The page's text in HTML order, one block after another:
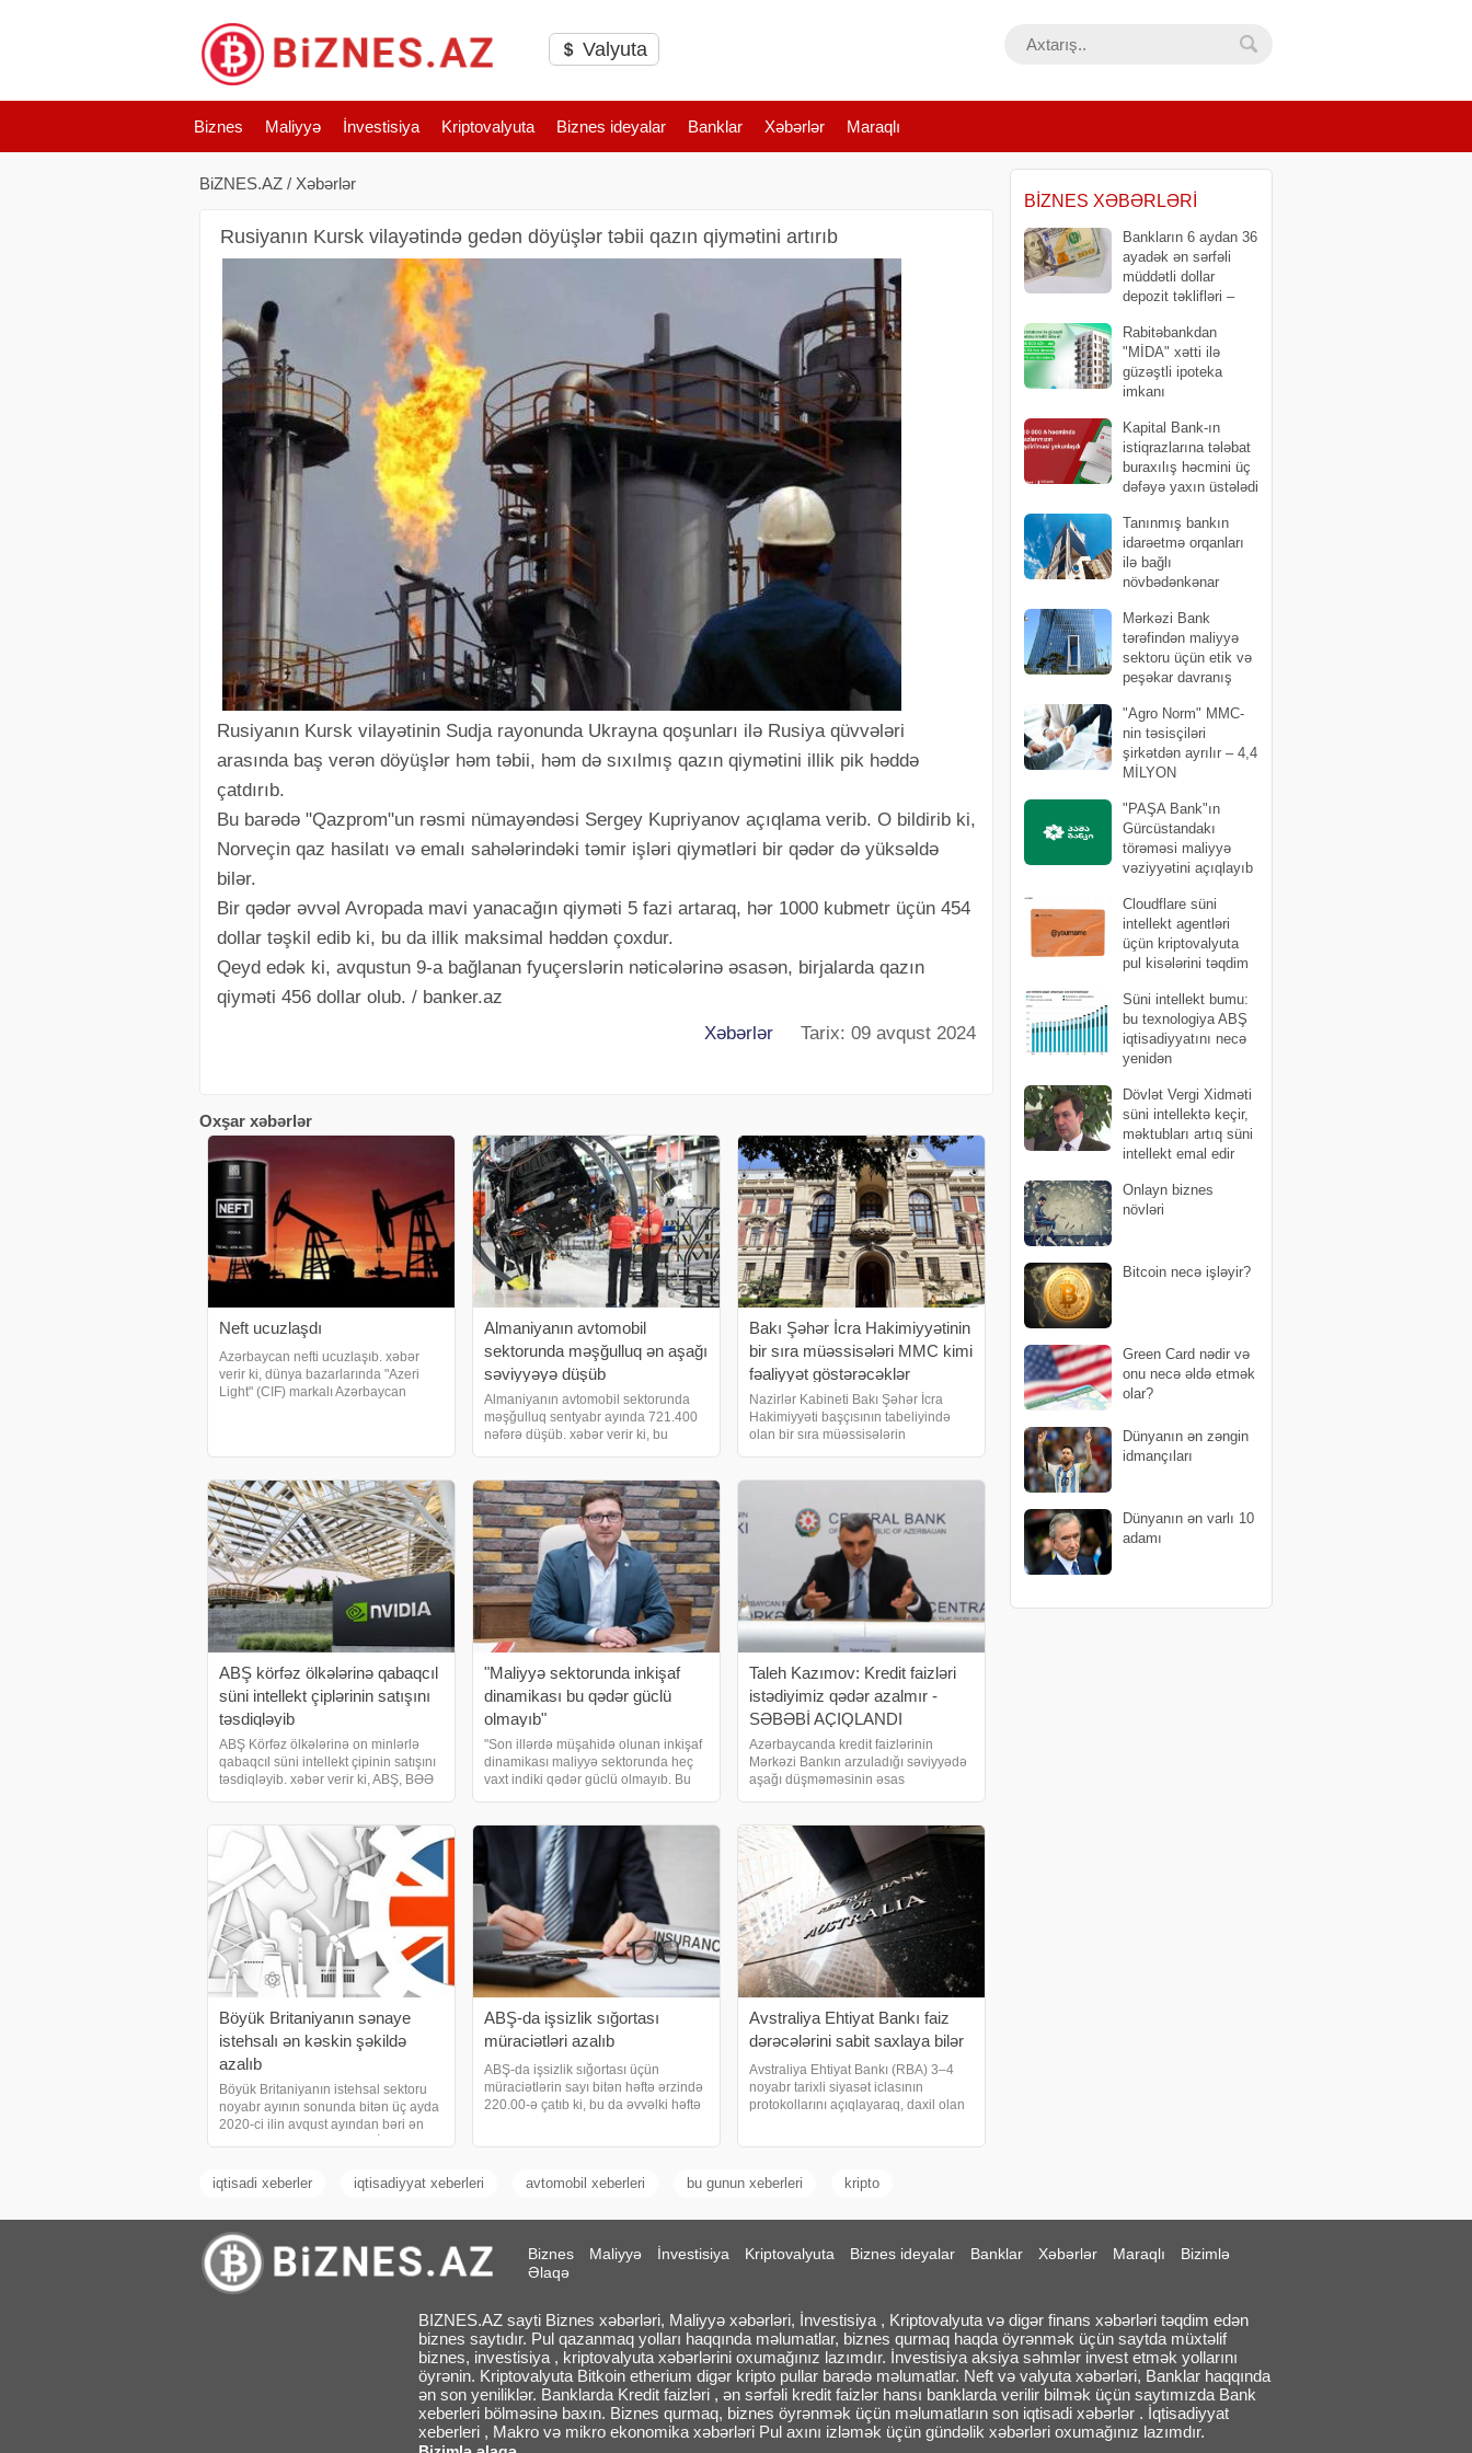
Valyuta
Biznes Maliyyə İnvestisiya Kriptovalyuta Biznes ideyalar Banklar Xəbərlər Maraqlı
BiZNES.AZ / Xəbərlər
Rusiyanın Kursk vilayətində gedən döyüşlər təbii qazın qiymətini artırıb
Rusiyanın Kursk vilayətinin Sudja rayonunda Ukrayna qoşunları ilə Rusiya qüvvələri
arasında baş verən döyüşlər həm təbii, həm də sıxılmış qazın qiymətini illik pik həddə
çatdırıb.
Bu barədə "Qazprom"un rəsmi nümayəndəsi Sergey Kupriyanov açıqlama verib. O bildirib ki,
Norveçin qaz hasilatı və emalı sahələrindəki təmir işləri qiymətləri bir qədər də yüksəldə
bilər.
Bir qədər əvvəl Avropada mavi yanacağın qiyməti 5 fazi artaraq, hər 1000 kubmetr üçün 454
dollar təşkil edib ki, bu da illik maksimal həddən çoxdur.
Qeyd edək ki, avqustun 9-a bağlanan fyuçerslərin nəticələrinə əsasən, birjalarda qazın
qiyməti 456 dollar olub. / banker.az
Xəbərlər Tarix: 09 avqust 2024
Oxşar xəbərlər
Neft ucuzlaşdı
Azərbaycan nefti ucuzlaşıb. xəbər
verir ki, dünya bazarlarında "Azeri
Light" (CIF) markalı Azərbaycan
Almaniyanın avtomobil
sektorunda məşğulluq ən aşağı
səviyyəyə düşüb
Almaniyanın avtomobil sektorunda
məşğulluq sentyabr ayında 721.400
nəfərə düşüb. xəbər verir ki, bu
ortalarından bəri ən aşağı səviyyədir.
Hissə istehsalçıların
Bakı Şəhər İcra Hakimiyyətinin
bir sıra müəssisələri MMC kimi
fəaliyyət göstərəcəklər
Nazirlər Kabineti Bakı Şəhər İcra
Hakimiyyəti başçısının tabeliyində
olan bir sıra müəssisələrin
nazir Əli Əsədov imzalayıb
ABŞ körfəz ölkələrinə qabaqcıl
süni intellekt çiplərinin satışını
təsdiqləyib
ABŞ Körfəz ölkələrinə on minlərlə
qabaqcıl süni intellekt çipinin satışını
təsdiqləyib. xəbər verir ki, ABŞ, BƏƏ
rəqibi Humain-ə on minlərlə inkişaf
"Maliyyə sektorunda inkişaf
dinamikası bu qədər güclü
olmayıb"
"Son illərdə müşahidə olunan inkişaf
dinamikası maliyyə sektorunda heç
vaxt indiki qədər güclü olmayıb. Bu
və məhsul yanaşması üzrə mühüm
dəyişikliklə
Taleh Kazımov: Kredit faizləri
istədiyimiz qədər azalmır -
SƏBƏBİ AÇIQLANDI
Azərbaycanda kredit faizlərinin
Mərkəzi Bankın arzuladığı səviyyədə
aşağı düşməməsinin əsas
bunu Azərbaycan Mərkəzi Bankının
sədri Taleh Kazımo
Böyük Britaniyanın sənaye
istehsalı ən kəskin şəkildə
azalıb
Böyük Britaniyanın istehsal sektoru
noyabr ayının sonunda bitən üç ayda
2020-ci ilin avqust ayından bəri ən
öncəsi qeyri-müəyyənlikdən
qaynaqlanıb
ABŞ-da işsizlik sığortası
müraciətləri azalıb
ABŞ-da işsizlik sığortası üçün
müraciətlərin sayı bitən həftə ərzində
220.00-ə çatıb ki, bu da əvvəlki həftə
224.250-y
Avstraliya Ehtiyat Bankı faiz
dərəcələrini sabit saxlaya bilər
Avstraliya Ehtiyat Bankı (RBA) 3–4
noyabr tarixli siyasət iclasının
protokollarını açıqlayaraq, daxil olan
saxlaya biləcəyin
BIZNES XƏBƏRLƏRI
Bankların 6 aydan 36
ayadək ən sərfəli
müddətli dollar
depozit təklifləri –
Rabitəbankdan
"MİDA" xətti ilə
güzəştli ipoteka
imkanı
Kapital Bank-ın
istiqrazlarına tələbat
buraxılış həcmini üç
dəfəyə yaxın üstələdi
Tanınmış bankın
idarəetmə orqanları
ilə bağlı
növbədənkənar
Mərkəzi Bank
tərəfindən maliyyə
sektoru üçün etik və
peşəkar davranış
"Agro Norm" MMC-
nin təsisçiləri
şirkətdən ayrılır – 4,4
MİLYON
"PAŞA Bank"ın
Gürcüstandakı
törəməsi maliyyə
vəziyyətini açıqlayıb
Cloudflare süni
intellekt agentləri
üçün kriptovalyuta
pul kisələrini təqdim
şəkildə ödəniş edə biləcəklər
Süni intellekt bumu:
bu texnologiya ABŞ
iqtisadiyyatını necə
yenidən
Dövlət Vergi Xidməti
süni intellektə keçir,
məktubları artıq süni
intellekt emal edir
Onlayn biznes
növləri
Bitcoin necə işləyir?
Green Card nədir və
onu necə əldə etmək
olar?
Dünyanın ən zəngin
idmançıları
Dünyanın ən varlı 10
adamı
iqtisadi xeberler iqtisadiyyat xeberleri avtomobil xeberleri bu gunun xeberleri kripto
Biznes Maliyyə İnvestisiya Kriptovalyuta Biznes ideyalar Banklar Xəbərlər Maraqlı
Bizimlə
Əlaqə
BIZNES.AZ sayti Biznes xəbərləri, Maliyyə xəbərləri, İnvestisiya , Kriptovalyuta və digər finans xəbərləri təqdim edən
biznes saytıdır. Pul qazanmaq yolları haqqında məlumatlar, biznes qurmaq haqda öyrənmək üçün saytda müxtəlif
biznes, investisiya , kriptovalyuta xəbərlərini oxumağınız lazımdır. İnvestisiya aksiya səhmlər invest etmək yollarını
öyrənin. Kriptovalyuta Bitkoin etherium digər kripto pullar barədə məlumatlar. Neft və valyuta xəbərləri, Banklar haqqında
ən son yeniliklər. Banklarda Kredit faizləri , ən sərfəli kredit faizlər hansı banklarda verilir bilmək üçün saytımızda Bank
xeberleri bölməsinə baxın. Biznes qurmaq, biznes öyrənmək üçün məlumatların son iqtisadi xəbərlər . İqtisadiyyat
xeberleri , Makro və mikro ekonomika xəbərləri Pul axını izləmək üçün gündəlik xəbərləri oxumağınız lazımdır.